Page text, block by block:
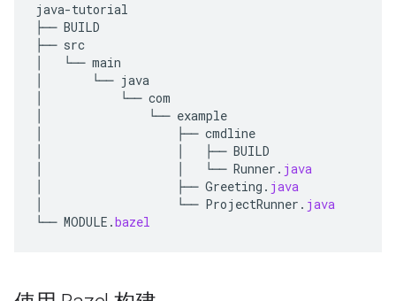
java-tutorial
├── BUILD
├── src
└── main
└── java
└── com
└── example
├── cmdline
├── BUILD
└── Runner . java
├── Greeting . java
└── ProjectRunner . java
└── MODULE .bazel